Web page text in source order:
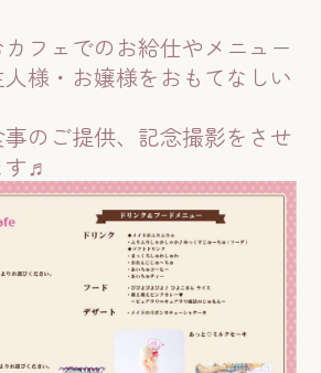
フェでのお給仕やメニュー
様・お嬢様をおもてなしい
のご提供、記念撮影をさせ
す♬